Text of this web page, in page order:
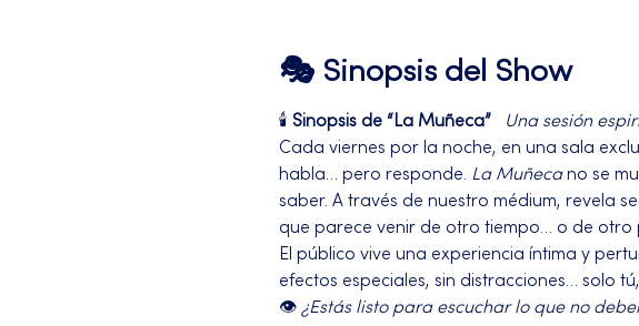
🎭 Sinopsis del Show
🕯️ Sinopsis de “La Muñeca”
Una sesión
Cada viernes por la noche, en una sala
habla… pero responde. La Muñeca no se
saber. A través de nuestro médium, revela
que parece venir de otro tiempo… o de otro
El público vive una experiencia íntima y
efectos especiales, sin distracciones… solo
👁️ ¿Estás listo para escuchar lo que no